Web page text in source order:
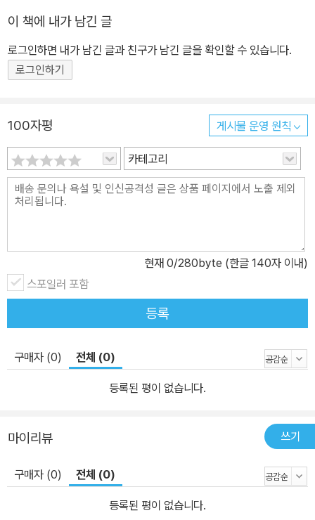
(2011. 6.~2013. 5.) 및 자문위원(2013. 6.~현재)(경제과학기술위
원회 소속) - 재정경제부 금융발전심의회 위원(1992. 9.~1995. 8.)
- 국방부 정책자문위원(1988. 1.~2005. 2.) - 보건사회부 국민복지
술상｣(Global Issues & Solutions Award)(프랑스 파리, 2002.
8. 8.) - 캐나다 IIAS(International Institute for Advanced Stu
dies in Systems Research and Cybernetics): ｢우수학술상｣
(Outstanding Scholarly Contribution Award)(독일 바덴바덴,
2008. 7. 30.
이 책에 내가 남긴 글
로그인하면 내가 남긴 글과 친구가 남긴 글을 확인할 수 있습니다.
로그인하기
100자평 게시물 운영 원칙
카테고리
현재 0/280byte (한글 140자 이내)
스포일러 포함
등록
구매자 (0) 전체 (0)
등록된 평이 없습니다.
마이리뷰 쓰기
구매자 (0) 전체 (0)
등록된 평이 없습니다.